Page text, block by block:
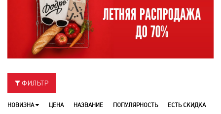
ФИЛЬТР
НОВИЗНА ЦЕНА НАЗВАНИЕ ПОПУЛЯРНОСТЬ ЕСТЬ СКИДКА